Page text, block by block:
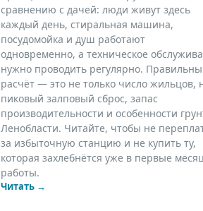
сравнению с дачей: люди живут здесь
каждый день, стиральная машина,
посудомойка и душ работают
одновременно, а техническое
нужно проводить регулярно.
расчёт — это не только число жильцов,
пиковый залповый сброс, запас
производительности и особенности
Ленобласти. Читайте, чтобы не
за избыточную станцию и не купить ту,
которая захлебнётся уже в первые
работы.
Читать →